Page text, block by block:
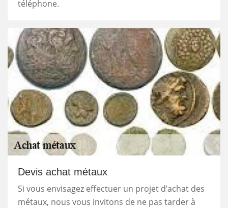
téléphone.
Devis achat métaux
Si vous envisagez effectuer un projet d’achat des
métaux, nous vous invitons de ne pas tarder à